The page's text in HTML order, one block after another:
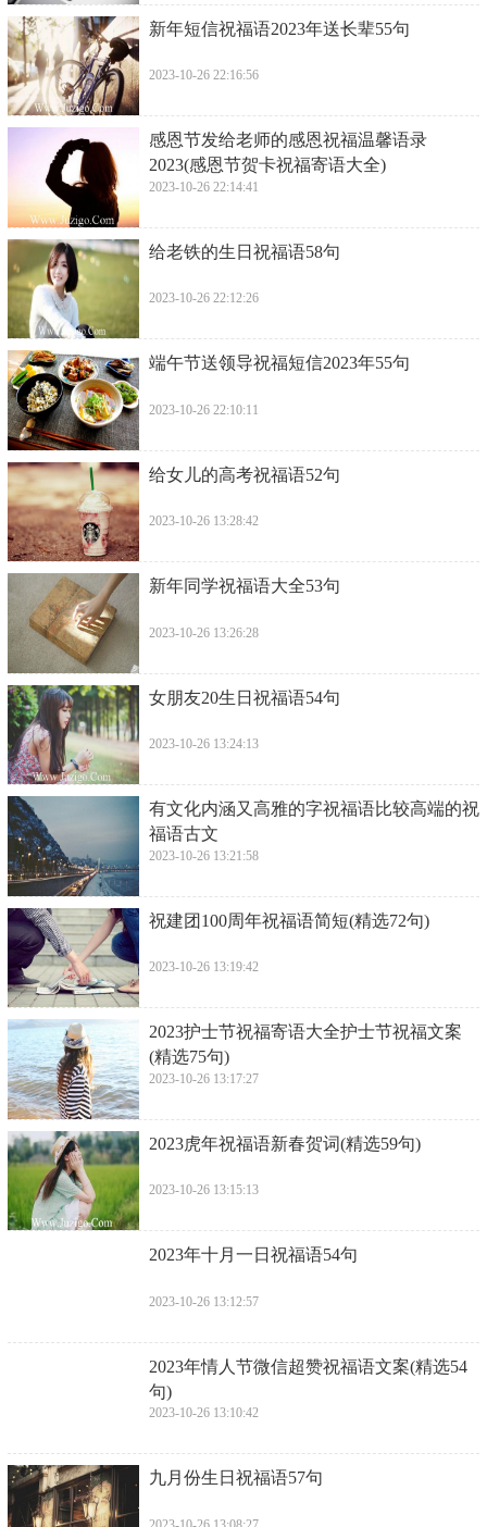
​新年短信祝福语2023年送长辈55句
2023-10-26 22:16:56
​感恩节发给老师的感恩祝福温馨语录
2023(感恩节贺卡祝福寄语大全)
2023-10-26 22:14:41
​给老铁的生日祝福语58句
2023-10-26 22:12:26
​端午节送领导祝福短信2023年55句
2023-10-26 22:10:11
​给女儿的高考祝福语52句
2023-10-26 13:28:42
​新年同学祝福语大全53句
2023-10-26 13:26:28
​女朋友20生日祝福语54句
2023-10-26 13:24:13
​有文化内涵又高雅的字祝福语比较高端的祝
福语古文
2023-10-26 13:21:58
​祝建团100周年祝福语简短(精选72句)
2023-10-26 13:19:42
​2023护士节祝福寄语大全护士节祝福文案
(精选75句)
2023-10-26 13:17:27
​2023虎年祝福语新春贺词(精选59句)
2023-10-26 13:15:13
​2023年十月一日祝福语54句
2023-10-26 13:12:57
​2023年情人节微信超赞祝福语文案(精选54
句)
2023-10-26 13:10:42
​九月份生日祝福语57句